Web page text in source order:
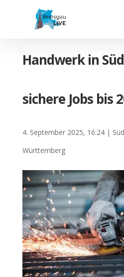
Handwerk in
sichere Jobs bis
4. September 2025, 16:24|
Württemberg